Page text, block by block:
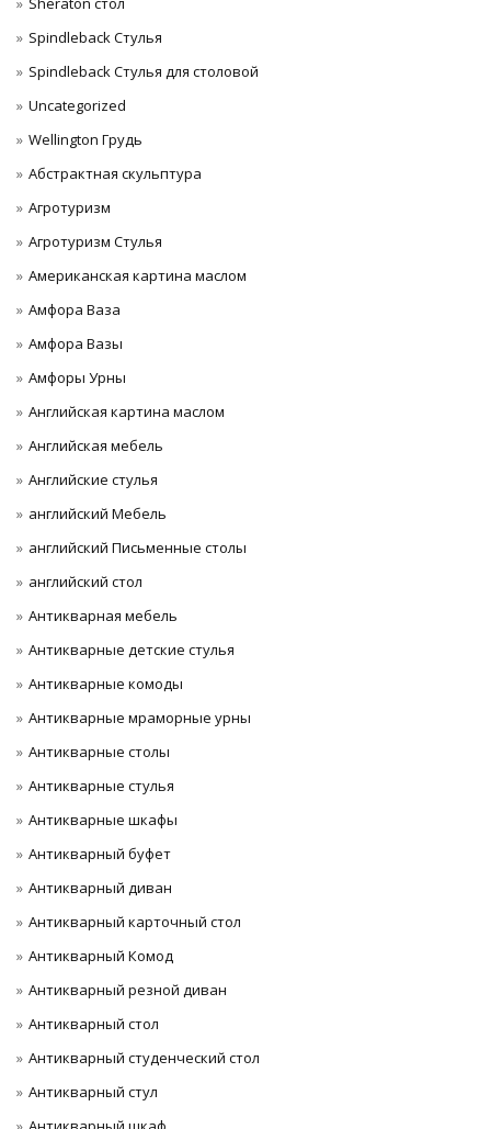
Spindleback Стулья
Spindleback Стулья для столовой
Uncategorized
Wellington Грудь
Абстрактная скульптура
Агротуризм
Агротуризм Стулья
Американская картина маслом
Амфора Ваза
Амфора Вазы
Амфоры Урны
Английская картина маслом
Английская мебель
Английские стулья
английский Мебель
английский Письменные столы
английский стол
Антикварная мебель
Антикварные детские стулья
Антикварные комоды
Антикварные мраморные урны
Антикварные столы
Антикварные стулья
Антикварные шкафы
Антикварный буфет
Антикварный диван
Антикварный карточный стол
Антикварный Комод
Антикварный резной диван
Антикварный стол
Антикварный студенческий стол
Антикварный стул